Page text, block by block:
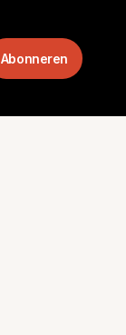
Abonneren